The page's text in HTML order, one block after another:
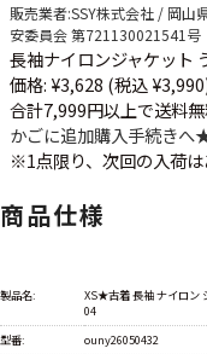
販売業者:SSY株式会社 / 岡山
安委員会 第721130021541号
長袖ナイロンジャケット
価格: ¥3,628 (税込
合計7,999円以上で送料
かごに追加購入手続きへ
※1点限り、次回の入荷
商品仕様
製品名:
XS★古着 長袖 ナイロン
04
型番:
ouny26050432